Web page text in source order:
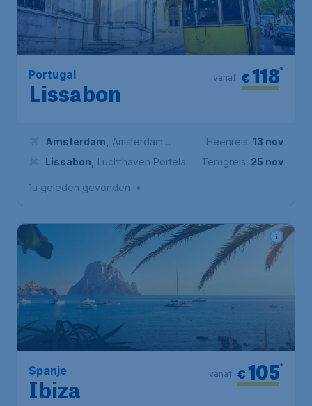
Portugal
Lissabon
€118
vanaf
Amsterdam
Amsterdam
Airport Schiphol
Lissabon Luchthaven Portela
Heenreis: 13 nov
Terugreis: 25 nov
1u geleden gevonden •
Spanje
Ibiza
€105*
vanaf